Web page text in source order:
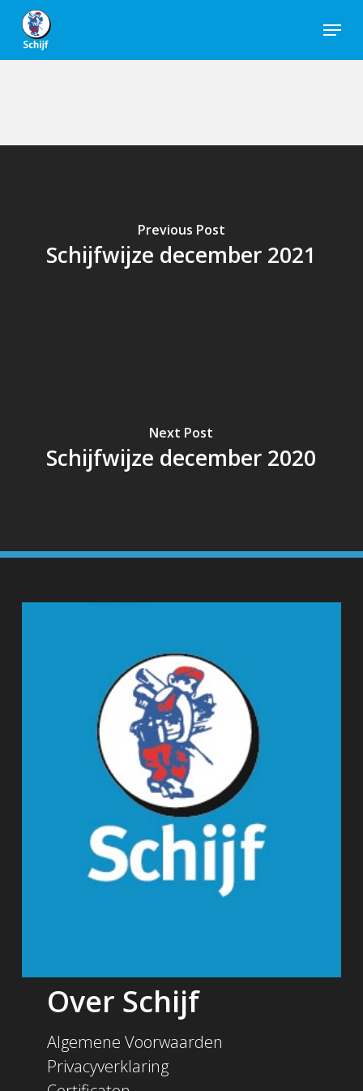
Skip
main
Menu
Previous Post
Schijfwijze december 2021
Next Post
Schijfwijze december 2020
Over Schijf
Algemene Voorwaarden
Privacyverklaring